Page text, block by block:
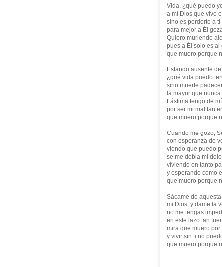
Vida, ¿qué puedo
a mi Dios que vive
sino es perderte a ti
para mejor a Él
Quiero muriendo
pues a Él solo es al
que muero porque
Estando ausente de
¿qué vida puedo
sino muerte padecer
la mayor que nunca
Lástima tengo de
por ser mi mal tan
que muero porque
Cuando me gozo,
con esperanza de
viendo que puedo
se me dobla mi
viviendo en tanto
y esperando como
que muero porque
Sácame de
mi Dios, y dame la
no me tengas
en este lazo tan
mira que muero por
y vivir sin ti no
que muero porque